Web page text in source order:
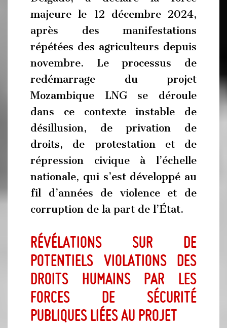
majeure le 12 décembre 2024,
après des manifestations
répétées des agriculteurs depuis
novembre. Le processus de
redémarrage du projet
Mozambique LNG se déroule
dans ce contexte instable de
désillusion, de privation de
droits, de protestation et de
répression civique à l’échelle
nationale, qui s’est développé au
fil d’années de violence et de
corruption de la part de l’État.
Révélations sur de
potentiels violations des
droits humains par les
forces de sécurité
publiques liées au projet